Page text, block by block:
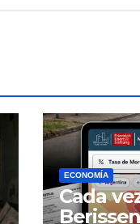
ECONOMÍA
Cada